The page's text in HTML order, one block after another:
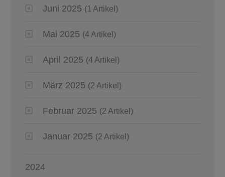
Juni 2025 (1 Artikel)
Mai 2025 (4 Artikel)
April 2025 (4 Artikel)
März 2025 (2 Artikel)
Februar 2025 (2 Artikel)
Januar 2025 (2 Artikel)
2024